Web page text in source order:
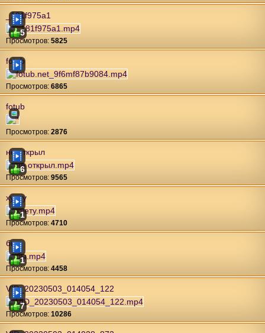
_181f975a1
5
Проcмотров: 5825
fotub
Проcмотров: 6865
fotub
Проcмотров: 2876
не открыл
6
Проcмотров: 9565
хуету
1
Проcмотров: 4710
бы
1
Проcмотров: 4458
VID_20230503_014054_122
7
Проcмотров: 10286